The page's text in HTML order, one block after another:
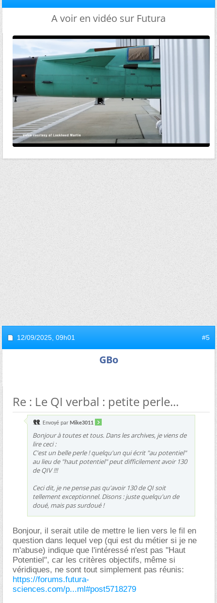
A voir en vidéo sur Futura
12/09/2025, 09h01 #5
GBo
Re : Le QI verbal : petite perle...
Envoyé par Mike3011
Bonjour à toutes et tous. Dans les archives, je viens de
lire ceci :
C'est un belle perle ! quelqu'un qui écrit "au potentiel"
au lieu de "haut potentiel" peut difficilement avoir 130
de QIV !!!
Ceci dit, je ne pense pas qu'avoir 130 de QI soit
tellement exceptionnel. Disons : juste quelqu'un de
doué, mais pas surdoué !
Bonjour, il serait utile de mettre le lien vers le fil en
question dans lequel vep (qui est du métier si je ne
m'abuse) indique que l'intéressé n'est pas "Haut
Potentiel", car les critères objectifs, même si
véridiques, ne sont tout simplement pas réunis:
https://forums.futura-
sciences.com/p...ml#post5718279